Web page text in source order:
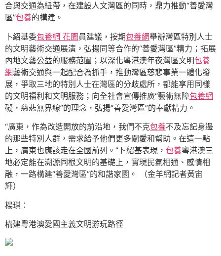
合與交通為紐帶，在建設人文灣區的同時，鼎力推動“善愛灣
區”包養的構建。
卜紹基委包養網 花園員建議，按期包養網舉辦灣區特別人士
的文明藝術交通展演，弘揚同等合作的“善愛灣區”精力；拓展
內地文藝公益的服務范圍；以深化粵港澳年夜灣區文明包養
網藝術交通與一起配合為抓手，推動灣區慈悲事業一體化發
展，爭取三地的特別人士在灣區的分歧處所，都能享用同樣
的文明福利和文明服務；向全社會宣傳推廣“藝術無障包養網
礙，慈悲無界線”的理念，弘揚“善愛灣區”的奉獻精力。
“廣東，作為改造開放的前沿地，我們不克包養不及忘記身邊
的那些特別人群，需求給予他們更多關愛和幫助。在這一點
上，廣東也應該走在全國前列。”卜紹基表現， 包養粵港澳三
地必定能在溯源同根文明的基礎上，實現民氣相通、感情相
融，一路構建“善愛灣區”的和諧家園。 （金羊網記者黃宙
輝）
楊琪：
構建粵港澳愛國主義文明游玩路徑